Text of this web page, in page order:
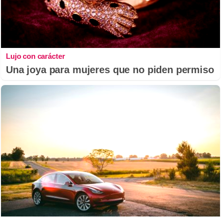
Lujo con carácter
Una joya para mujeres que no piden permiso